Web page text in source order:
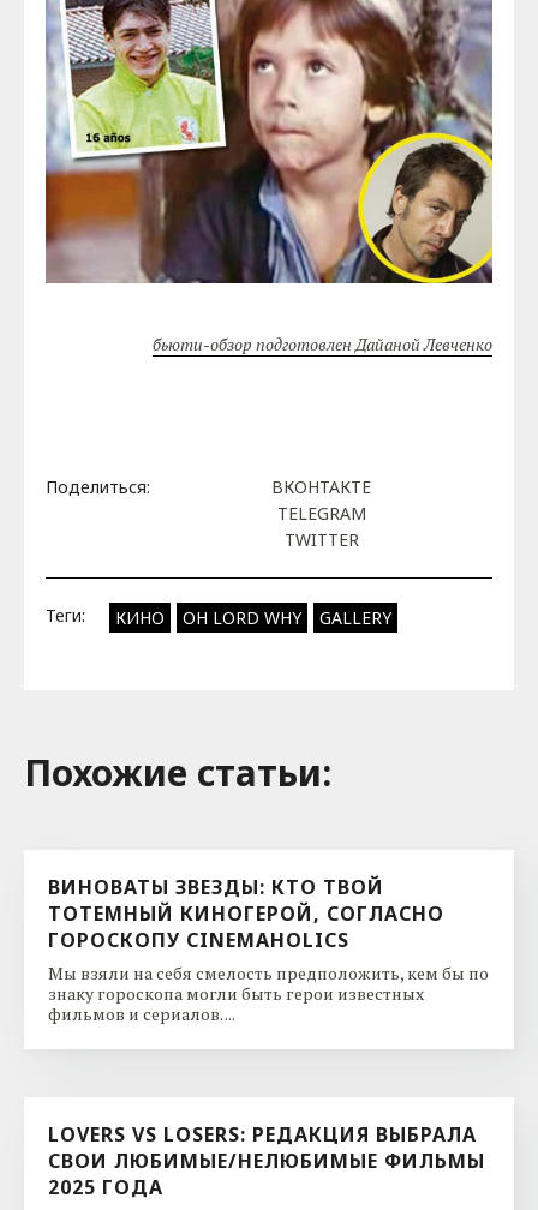
бьюти-обзор подготовлен Дайаной Левченко
Поделиться:
ВКОНТАКТЕ
TELEGRAM
TWITTER
Теги: КИНО OH LORD WHY GALLERY
Похожие cтатьи:
ВИНОВАТЫ ЗВЕЗДЫ: КТО ТВОЙ
ТОТЕМНЫЙ КИНОГЕРОЙ, СОГЛАСНО
ГОРОСКОПУ CINEMAHOLICS
Мы взяли на себя смелость предположить, кем бы по
знаку гороскопа могли быть герои известных
фильмов и сериалов. ...
LOVERS VS LOSERS: РЕДАКЦИЯ ВЫБРАЛА
СВОИ ЛЮБИМЫЕ/НЕЛЮБИМЫЕ ФИЛЬМЫ
2025 ГОДА